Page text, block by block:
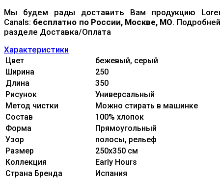
Мы будем рады доставить Вам продукцию
Canals: бесплатно по России, Москве, МО.
разделе Доставка/Оплата
Характеристики
Цвет
бежевый, серый
Ширина
250
Длина
350
Рисунок
Универсальный
Метод чистки
Можно стирать в машинке
Состав
100% xлопок
Форма
Прямоугольный
Узор
полосы, рельеф
Размер
250x350 см
Коллекция
Early Hours
Страна Бренда
Испания